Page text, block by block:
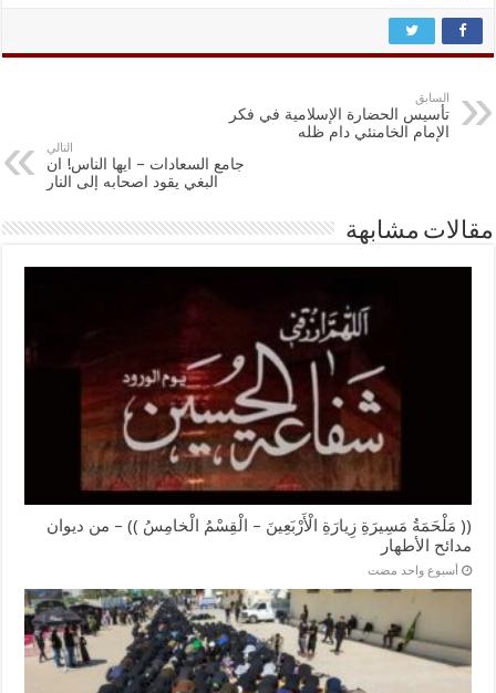
السابق
تأسيس الحضارة الإسلامية في فكر
الإمام الخامنئي دام ظله
التالي
جامع السعادات – ايها الناس! ان
البغي يقود اصحابه إلى النار
مقالات مشابهة
(( مَلْحَمَةُ مَسِيرَةِ زِيارَةِ الْأَرْبَعِينَ – الْقِسْمُ الْخامِسُ )) – من ديوان
مدائح الأطهار
‏أسبوع واحد مضت